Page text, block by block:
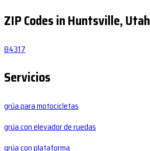
ZIP Codes in Huntsville, Utah
84317
Servicios
grúa para motocicletas
grúa con elevador de ruedas
grúa con plataforma